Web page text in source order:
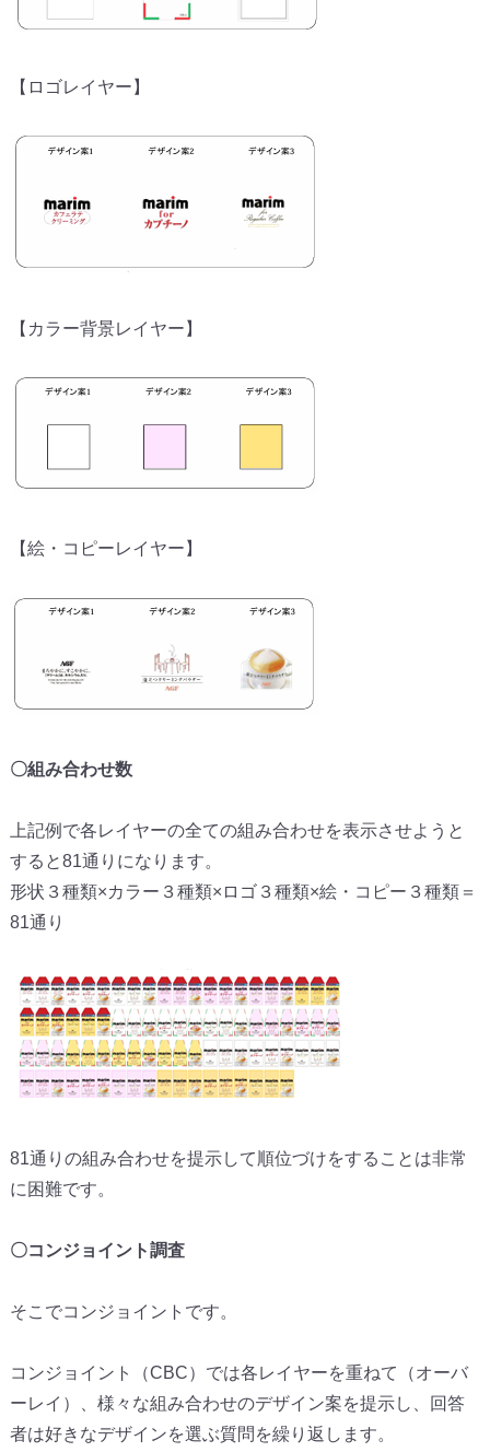
【ロゴレイヤー】
【カラー背景レイヤー】
【絵・コピーレイヤー】
〇組み合わせ数
上記例で各レイヤーの全ての組み合わせを表示させようと
すると81通りになります。
形状３種類×カラー３種類×ロゴ３種類×絵・コピー３種類＝
81通り
81通りの組み合わせを提示して順位づけをすることは非常
に困難です。
〇コンジョイント調査
そこでコンジョイントです。
コンジョイント（CBC）では各レイヤーを重ねて（オーバ
ーレイ）、様々な組み合わせのデザイン案を提示し、
回答
者は好きなデザインを選ぶ質問を繰り返します。